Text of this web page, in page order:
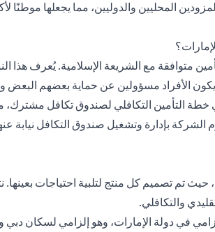
المحليين والدوليين، مما يجعلها موطنًا
متوافقة مع الشريعة الإسلامية. يُعرف هذا
الأفراد مسؤولين عن حماية بعضهم البعض
التأمين التكافلي لصندوق تكافل مشترك،
بإدارة وتشغيل صندوق التكافل نيابة
تم تصميم كل منتج لتلبية احتياجات بعينها.
والتكافلي.
في دولة الإمارات، وهو إلزامي لسكان